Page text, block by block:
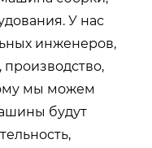
У нас
инженеров,
мы можем
будут